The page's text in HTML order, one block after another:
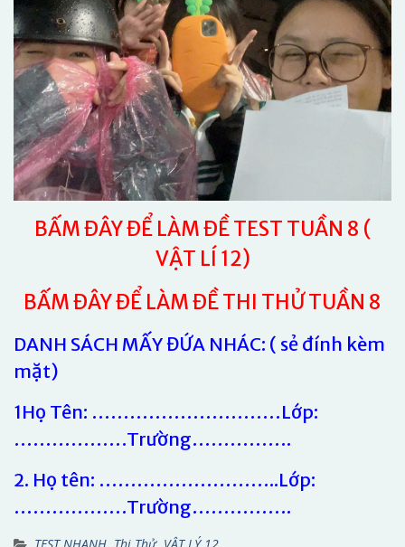
BẤM ĐÂY ĐỂ LÀM ĐỀ TEST TUẦN 8 (
VẬT LÍ 12)
BẤM ĐÂY ĐỂ LÀM ĐỀ THI THỬ TUẦN 8
DANH SÁCH MẤY ĐỨA NHÁC: ( sẻ đính kèm
mặt)
1Họ Tên: …………………………Lớp:
………………Trường…………….
2. Họ tên: ………………………..Lớp:
………………Trường…………….